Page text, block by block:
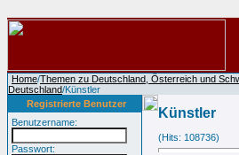
Home/Themen zu Deutschland, Österreich und
Deutschland/Künstler
Registrierte Benutzer
Benutzername:
Passwort:
Künstler
(Hits: 108736)